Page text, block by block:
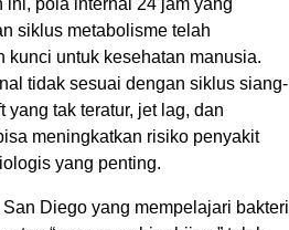
siklus metabolisme telah
kunci untuk kesehatan manusia.
tidak sesuai dengan siklus siang-
tak teratur, jet lag, dan
meningkatkan risiko penyakit
yang penting.
Diego yang mempelajari bakteri